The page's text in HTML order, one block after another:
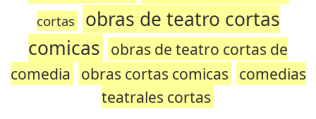
cortas
obras de teatro cortas
comicas obras de teatro cortas de
comedia obras cortas comicas comedias
teatrales cortas